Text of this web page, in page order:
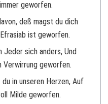
geworfen.
deß magst du dich
ist geworfen.
Jeder sich anders, Und
geworfen.
in unseren Herzen, Auf
Milde geworfen.